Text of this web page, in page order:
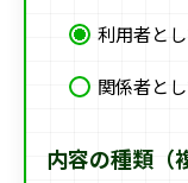
利用者と
関係者と
内容の種類（